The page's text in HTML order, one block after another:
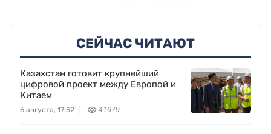
СЕЙЧАС ЧИТАЮТ
Казахстан готовит крупнейший
цифровой проект между Европой и
Китаем
6 августа, 17:52 41679